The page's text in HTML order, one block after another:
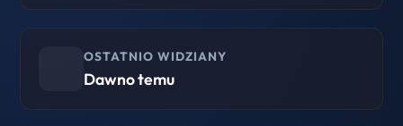
OSTATNIO WIDZIANY
Dawno temu